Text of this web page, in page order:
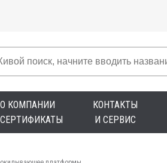
О КОМПАНИИ
КОНТАКТЫ
И СЕРВИС